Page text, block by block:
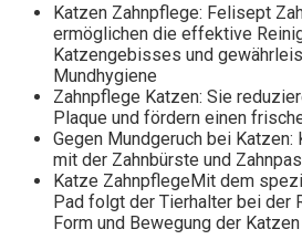
Katzen Zahnpflege: Felisept
ermöglichen die effektive
Katzengebisses und
Mundhygiene
Zahnpflege Katzen: Sie
Plaque und fördern einen
Gegen Mundgeruch bei
mit der Zahnbürste und
Katze ZahnpflegeMit dem
Pad folgt der Tierhalter bei der
Form und Bewegung der Katzen